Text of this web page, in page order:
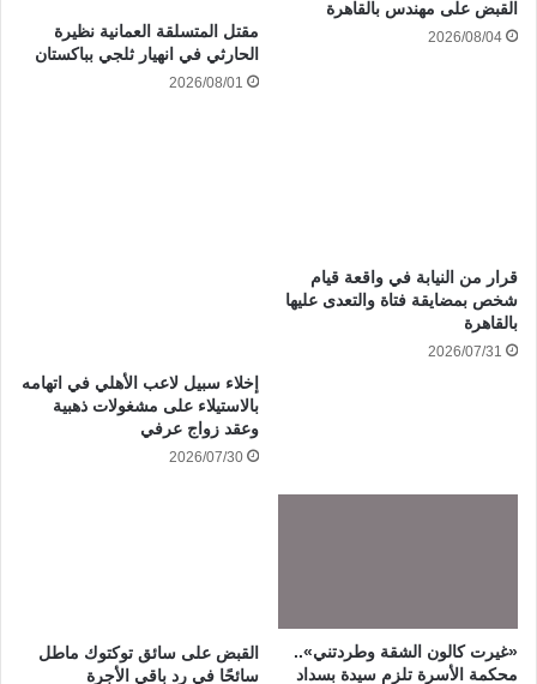
القبض على مهندس بالقاهرة
2026/08/04
مقتل المتسلقة العمانية نظيرة
الحارثي في انهيار ثلجي بباكستان
2026/08/01
قرار من النيابة في واقعة قيام
شخص بمضايقة فتاة والتعدى عليها
بالقاهرة
2026/07/31
إخلاء سبيل لاعب الأهلي في اتهامه
بالاستيلاء على مشغولات ذهبية
وعقد زواج عرفي
2026/07/30
«غيرت كالون الشقة وطردتني»..
محكمة الأسرة تلزم سيدة بسداد
القبض على سائق توكتوك ماطل
سائحًا في رد باقي الأجرة